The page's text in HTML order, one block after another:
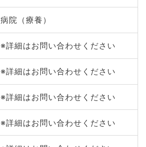
病院（療養）
※詳細はお問い合わせください
※詳細はお問い合わせください
※詳細はお問い合わせください
※詳細はお問い合わせください